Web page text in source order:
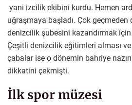
yani izcilik ekibini kurdu. Hemen
uğraşmaya başladı. Çok geçmeden
denizcilik şubesini kazandırmak
Çeşitli denizcilik eğitimleri alması
çabalar ise o dönemin bahriye
dikkatini çekmişti.
İlk spor müzesi